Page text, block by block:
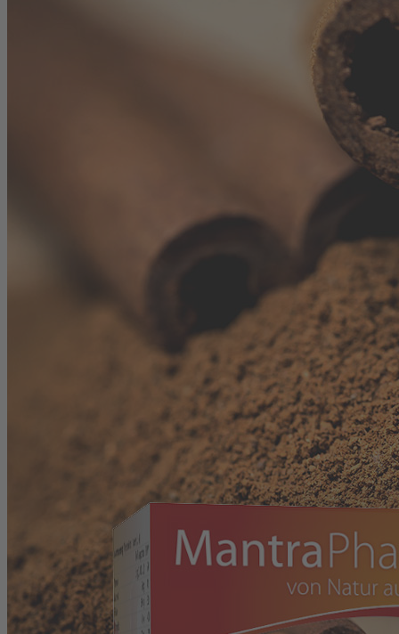
Anwendungsgebiete (CN)
Pflanzenstoffe (CN)